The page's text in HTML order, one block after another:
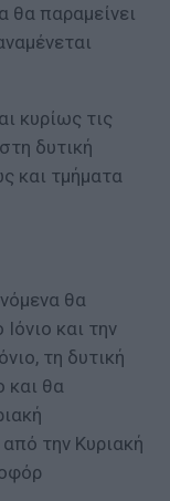
θα παραμείνει
κυρίως τις
δυτική
και τμήματα
θα
και την
τη δυτική
και θα
την Κυριακή